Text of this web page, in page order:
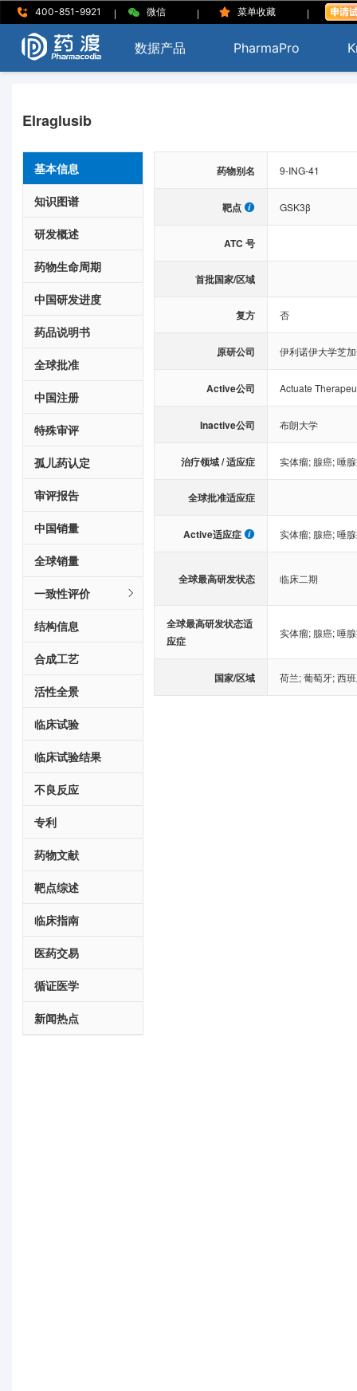
400-851-9921 | 微信 | 菜单收藏 |
数据产品 PharmaPro
Elraglusib
基本信息
知识图谱
研发概述
药物生命周期
中国研发进度
药品说明书
全球批准
中国注册
特殊审评
孤儿药认定
审评报告
中国销量
全球销量
一致性评价
结构信息
合成工艺
活性全景
临床试验
临床试验结果
不良反应
专利
药物文献
靶点综述
临床指南
医药交易
循证医学
新闻热点
药物别名 9-ING-41
靶点 GSK3β
ATC 号
首批国家/区域
复方 否
原研公司 伊利诺伊大学芝
Active公司 Actuate
Inactive公司 布朗大学
治疗领域 / 适应症 实体瘤; 腺癌;唾
全球批准适应症
Active适应症 实体瘤; 腺癌;唾
全球最高研发状态 临床二期
全球最高研发状态适
应症
实体瘤; 腺癌;唾
国家/区域 荷兰;葡萄牙;西